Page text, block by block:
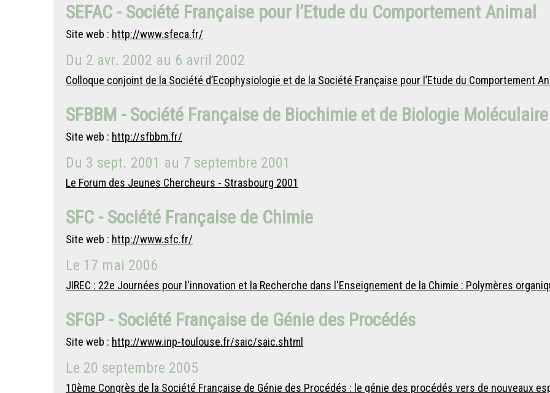
SEFAC - Société Française pour l’Etude du Comportement Animal
Site web : http://www.sfeca.fr/
Du 2 avr. 2002 au 6 avril 2002
Colloque conjoint de la Société d’Ecophysiologie et de la Société Française pour l’Etude du Comportement
SFBBM - Société Française de Biochimie et de Biologie Moléculaire
Site web : http://sfbbm.fr/
Du 3 sept. 2001 au 7 septembre 2001
Le Forum des Jeunes Chercheurs - Strasbourg 2001
SFC - Société Française de Chimie
Site web : http://www.sfc.fr/
Le 17 mai 2006
JIREC : 22e Journées pour l'innovation et la Recherche dans l'Enseignement de la Chimie : Polymères
SFGP - Société Française de Génie des Procédés
Site web : http://www.inp-toulouse.fr/saic/saic.shtml
Le 20 septembre 2005
10ème Congrès de la Société Française de Génie des Procédés : le génie des procédés vers de nouveaux